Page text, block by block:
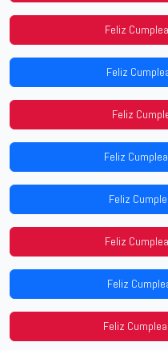
Feliz
Feliz
Feliz
Feliz
Feliz
Feliz
Feliz
Feliz